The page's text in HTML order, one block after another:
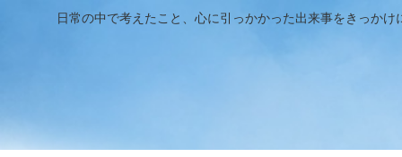
日常の中で考えたこと、心に引っかかった出来事をきっか